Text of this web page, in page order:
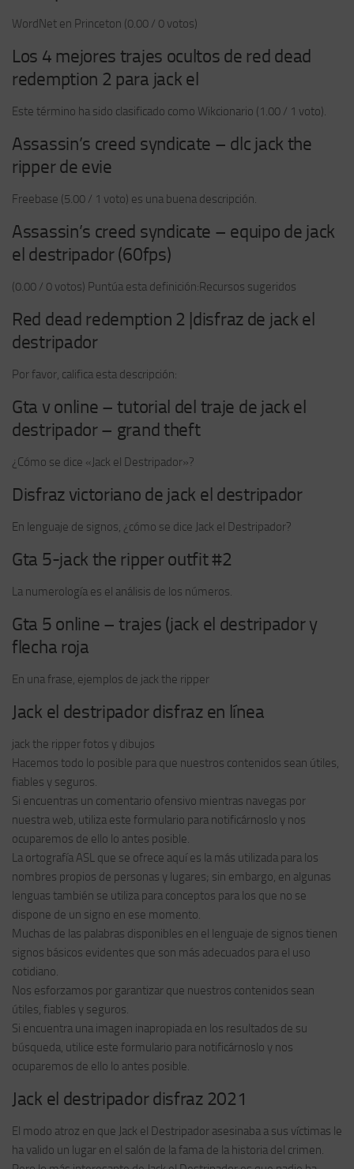
WordNet en Princeton (0.00 / 0 votos)
Los 4 mejores trajes ocultos de red dead
redemption 2 para jack el
Este término ha sido clasificado como Wikcionario (1.00 / 1 voto).
Assassin’s creed syndicate – dlc jack the
ripper de evie
Freebase (5.00 / 1 voto) es una buena descripción.
Assassin’s creed syndicate – equipo de jack
el destripador (60fps)
(0.00 / 0 votos) Puntúa esta definición:Recursos sugeridos
Red dead redemption 2 |disfraz de jack el
destripador
Por favor, califica esta descripción:
Gta v online – tutorial del traje de jack el
destripador – grand theft
¿Cómo se dice «Jack el Destripador»?
Disfraz victoriano de jack el destripador
En lenguaje de signos, ¿cómo se dice Jack el Destripador?
Gta 5-jack the ripper outfit #2
La numerología es el análisis de los números.
Gta 5 online – trajes (jack el destripador y
flecha roja
En una frase, ejemplos de jack the ripper
Jack el destripador disfraz en línea
jack the ripper fotos y dibujos
Hacemos todo lo posible para que nuestros contenidos sean útiles,
fiables y seguros.
Si encuentras un comentario ofensivo mientras navegas por
nuestra web, utiliza este formulario para notificárnoslo y nos
ocuparemos de ello lo antes posible.
La ortografía ASL que se ofrece aquí es la más utilizada para los
nombres propios de personas y lugares; sin embargo, en algunas
lenguas también se utiliza para conceptos para los que no se
dispone de un signo en ese momento.
Muchas de las palabras disponibles en el lenguaje de signos tienen
signos básicos evidentes que son más adecuados para el uso
cotidiano.
Nos esforzamos por garantizar que nuestros contenidos sean
útiles, fiables y seguros.
Si encuentra una imagen inapropiada en los resultados de su
búsqueda, utilice este formulario para notificárnoslo y nos
ocuparemos de ello lo antes posible.
Jack el destripador disfraz 2021
El modo atroz en que Jack el Destripador asesinaba a sus víctimas le
ha valido un lugar en el salón de la fama de la historia del crimen.